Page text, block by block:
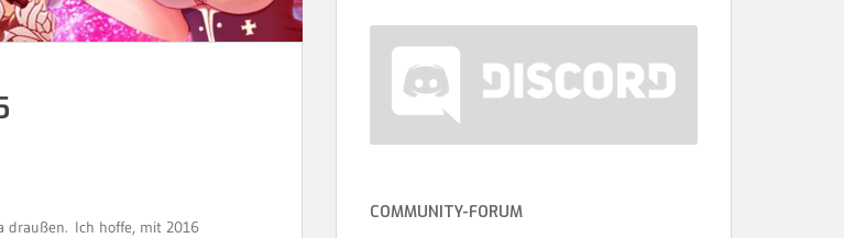
draußen. Ich hoffe, mit 2016
COMMUNITY-FORUM